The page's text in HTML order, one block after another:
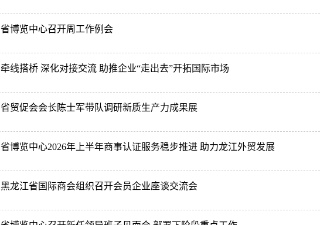
省博览中心召开周工作例会
牵线搭桥 深化对接交流 助推企业“走出去”开拓国际市场
省贸促会会长陈士军带队调研新质生产力成果展
省博览中心2026年上半年商事认证服务稳步推进 助力龙江外贸发展
黑龙江省国际商会组织召开会员企业座谈交流会